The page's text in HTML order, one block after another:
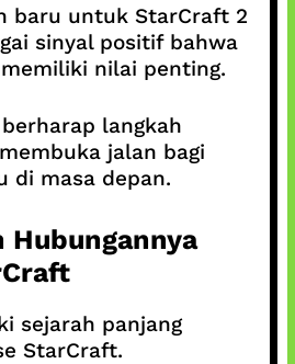
baru untuk StarCraft 2
sinyal positif bahwa
nilai penting.
langkah
jalan bagi
di masa depan.
Hubungannya
sejarah panjang
StarCraft.